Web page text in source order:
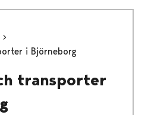
i Björneborg
transporter